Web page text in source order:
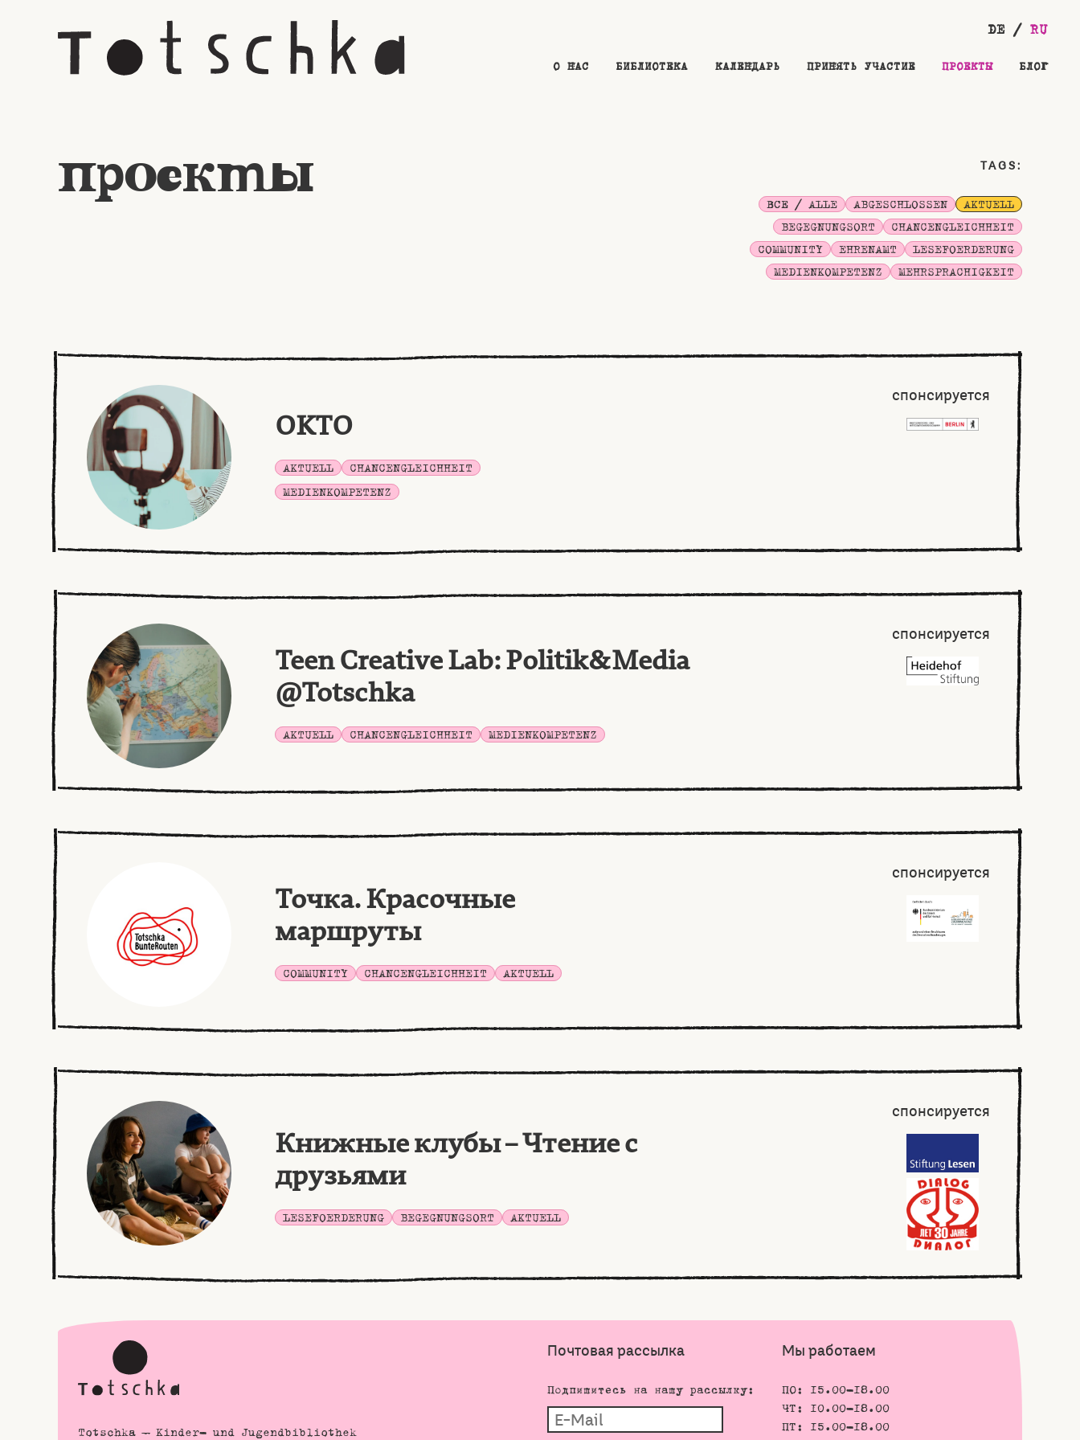
DE RU
О НАС БИБЛИОТЕКА КАЛЕНДАРЬ ПРИНЯТЬ УЧАСТИЕ ПРОЕКТЫ БЛОГ
проекты TAGS:
ВСЕ / ALLE ABGESCHLOSSEN AKTUELL
BEGEGNUNGSORT CHANCENGLEICHHEIT
COMMUNITY EHRENAMT LESEFOERDERUNG
MEDIENKOMPETENZ MEHRSPRACHIGKEIT
OKTO
AKTUELL CHANCENGLEICHHEIT
MEDIENKOMPETENZ
спонсируется
Teen Creative Lab: Politik&Media
@Totschka
AKTUELL CHANCENGLEICHHEIT MEDIENKOMPETENZ
спонсируется
Точка. Красочные
маршруты
COMMUNITY CHANCENGLEICHHEIT AKTUELL
спонсируется
Книжные клубы – Чтение с
друзьями
LESEFOERDERUNG BEGEGNUNGSORT AKTUELL
спонсируется
Totschka – Kinder- und Jugendbibliothek
Почтовая рассылка
Подпишитесь на нашу рассылку:
Мы работаем
ПО: 15.00-18.00
ЧТ: 10.00-18.00
ПТ: 15.00-18.00